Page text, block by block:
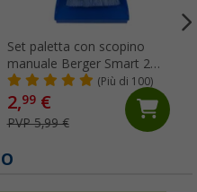
Set paletta con scopino
manuale Berger Smart 2
pezzi
(Più di 100)
2,99€
PVP 5,99 €